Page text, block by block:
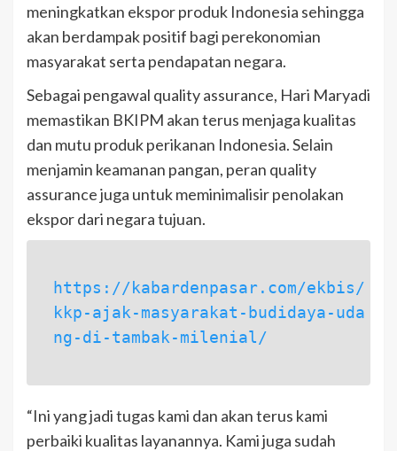
meningkatkan ekspor produk Indonesia sehingga
akan berdampak positif bagi perekonomian
masyarakat serta pendapatan negara.
Sebagai pengawal quality assurance, Hari Maryadi
memastikan BKIPM akan terus menjaga kualitas
dan mutu produk perikanan Indonesia. Selain
menjamin keamanan pangan, peran quality
assurance juga untuk meminimalisir penolakan
ekspor dari negara tujuan.
https://kabardenpasar.com/ekbis/
kkp-ajak-masyarakat-budidaya-uda
ng-di-tambak-milenial/
“Ini yang jadi tugas kami dan akan terus kami
perbaiki kualitas layanannya. Kami juga sudah